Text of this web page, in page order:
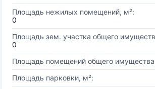
Площадь нежилых помещений, м²:
0
Площадь зем. участка общего
0
Площадь помещений общего
Площадь парковки, м²: